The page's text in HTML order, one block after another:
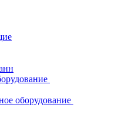
оборудование